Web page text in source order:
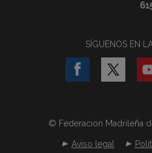
SÍGUENOS EN
© Federacion Madrileña
Aviso legal